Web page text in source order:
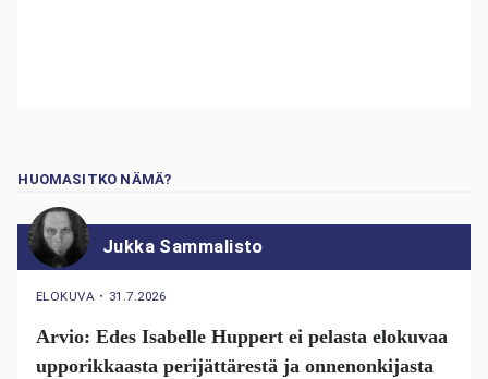
HUOMASITKO NÄMÄ?
Jukka Sammalisto
ELOKUVA ・ 31.7.2026
Arvio: Edes Isabelle Huppert ei pelasta elokuvaa
upporikkaasta perijättärestä ja onnenonkijasta